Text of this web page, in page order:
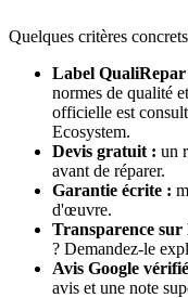
Quelques critères
Label QualiRepar
normes de qualité
officielle est
Ecosystem.
Devis gratuit : un
avant de réparer.
Garantie écrite :
d'œuvre.
Transparence sur
? Demandez-le
Avis Google
avis et une note